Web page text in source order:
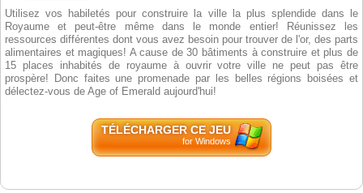
Utilisez vos habiletés pour construire la ville la plus splendide dans le
Royaume et peut-être même dans le monde entier! Réunissez les
ressources différentes dont vous avez besoin pour trouver de l'or, des parts
alimentaires et magiques! A cause de 30 bâtiments à construire et plus de
15 places inhabités de royaume à ouvrir votre ville ne peut pas être
prospère! Donc faites une promenade par les belles régions boisées et
délectez-vous de Age of Emerald aujourd'hui!
TÉLÉCHARGER CE JEU
for Windows